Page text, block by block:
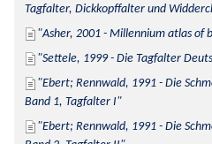
Tagfalter, Dickkopffalter und
Asher, 2001 - Millennium atlas of
Settele, 1999 - Die Tagfalter
Ebert; Rennwald, 1991 - Die
Band 1, Tagfalter I
Ebert; Rennwald, 1991 - Die